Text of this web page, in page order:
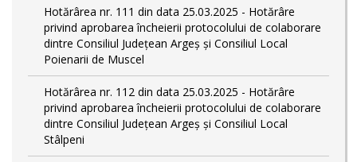
Hotărârea nr. 111 din data 25.03.2025 - Hotărâre
privind aprobarea încheierii protocolului de colaborare
dintre Consiliul Județean Argeș și Consiliul Local
Poienarii de Muscel
Hotărârea nr. 112 din data 25.03.2025 - Hotărâre
privind aprobarea încheierii protocolului de colaborare
dintre Consiliul Județean Argeș și Consiliul Local
Stâlpeni